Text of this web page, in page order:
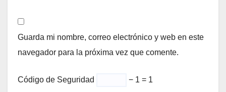
Guarda mi nombre, correo electrónico y web en este
navegador para la próxima vez que comente.
Código de Seguridad − 1 = 1